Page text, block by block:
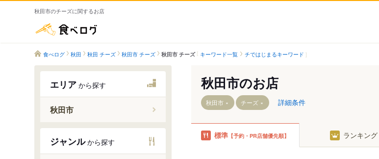
秋田市のチーズに関するお店
食べログ 秋田 秋田 チーズ 秋田市 チーズ 秋田市 チーズ キーワード一覧 チではじまるキーワード
エリア から探す
秋田市
大張野駅
下浜駅
ジャンルから探す
秋田市のお店
秋田市 チーズ 詳細条件
標準 【予約・PR店舗優先順】 ランキング